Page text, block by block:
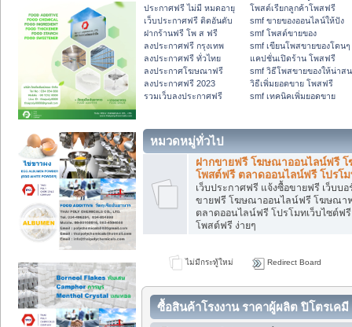
ประกาศฟรี ไม่มี หมดอายุ
เว็บประกาศฟรี ติดอันดับ
ฝากร้านฟรี โพ ส ฟรี
ลงประกาศฟรี กรุงเทพ
ลงประกาศฟรี ทั่วไทย
ลงประกาศโฆษณาฟรี
ลงประกาศฟรี 2023
รวมเว็บลงประกาศฟรี
โพสต์เรียกลูกค้าโพสฟรี
smf ขายของออนไลน์ให้ปัง
smf โพสต์ขายของ
smf เขียนโพสขายของโดนๆ
แคปชั่นเปิดร้าน โพสฟรี
smf วิธีโพสขายของให้น่าส
วิธีเพิ่มยอดขาย โพสฟรี
smf เทคนิคเพิ่มยอดขาย
หมวดหมู่ทั่วไป
ฝากขายฟรี โฆษณาออนไลน์ฟรี
โพสต์ฟรี ตลาดออนไลน์ฟรี โปรโ
เว็บประกาศฟรี แจ้งซื้อขายฟรี เว็บบ
ขายฟรี โฆษณาออนไลน์ฟรี โฆษณา
ตลาดออนไลน์ฟรี โปรโมทเว็บไซต์ฟรี
โพสต์ฟรี ง่ายๆ
ไม่มีกระทู้ใหม่ Redirect Board
ซื้อสินค้าโรงงาน ราคาผู้ผลิต ปิโตรเค